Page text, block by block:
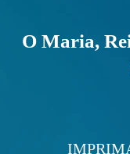
O Maria,